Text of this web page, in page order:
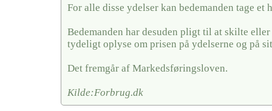
For alle disse ydelser kan bedemanden tage et
Bedemanden har desuden pligt til at skilte eller
tydeligt oplyse om prisen på ydelserne og på
Det fremgår af Markedsføringsloven.
Kilde:Forbrug.dk